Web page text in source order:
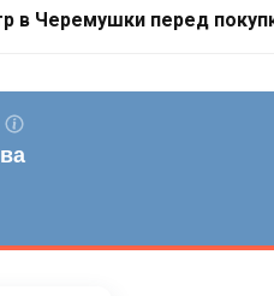
в Черемушки перед